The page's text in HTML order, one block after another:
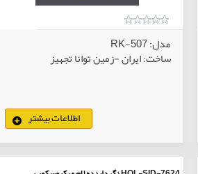
مدل: RK-507
ساخت: ایران -زمین توانا تجهیز
اطلاعات بیشترکالاهای انتخابی